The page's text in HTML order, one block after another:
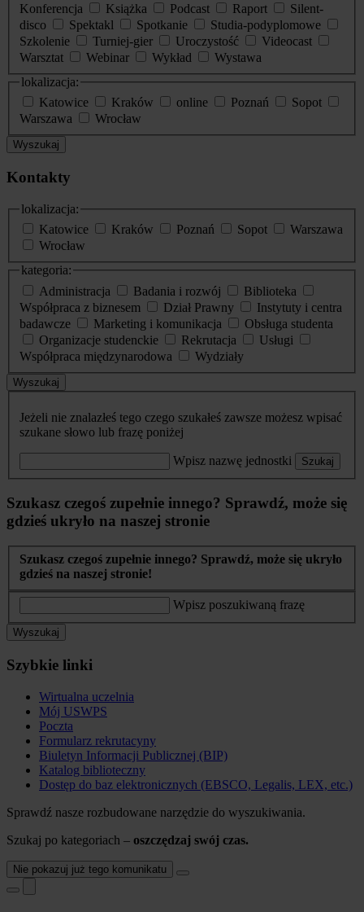
Konferencja
Książka Podcast Raport
Silent-
disco
Spektakl Spotkanie
Studia-podyplomowe
Szkolenie
Turniej-gier Uroczystość
Videocast
Warsztat
Webinar Wykład
Wystawa
lokalizacja:
Katowice
Kraków online Poznań
Sopot
Warszawa
Wrocław
Wyszukaj
Kontakty
lokalizacja:
Katowice
Kraków Poznań Sopot
Warszawa
Wrocław
kategoria:
Administracja
Badania i rozwój
Biblioteka
Współpraca z biznesem
Dział Prawny
Instytuty i centra
badawcze
Marketing i komunikacja
Obsługa studenta
Organizacje studenckie
Rekrutacja
Usługi
Współpraca międzynarodowa
Wydziały
Wyszukaj
Jeżeli nie znalazłeś tego czego szukałeś zawsze możesz wpisać
szukane słowo lub frazę poniżej
Wpisz nazwę jednostki Szukaj
Szukasz czegoś zupełnie innego? Sprawdź, może się
gdzieś ukryło na naszej stronie
Szukasz czegoś zupełnie innego? Sprawdź, może się ukryło
gdzieś na naszej stronie!
Wpisz poszukiwaną frazę
Wyszukaj
Szybkie linki
Wirtualna uczelnia
Mój USWPS
Poczta
Formularz rekrutacyny
Biuletyn Informacji Publicznej (BIP)
Katalog biblioteczny
Dostęp do baz elektronicznych (EBSCO, Legalis, LEX, etc.)
Sprawdź nasze rozbudowane narzędzie do wyszukiwania.
Szukaj po kategoriach – oszczędzaj swój czas.
Nie pokazuj już tego komunikatu